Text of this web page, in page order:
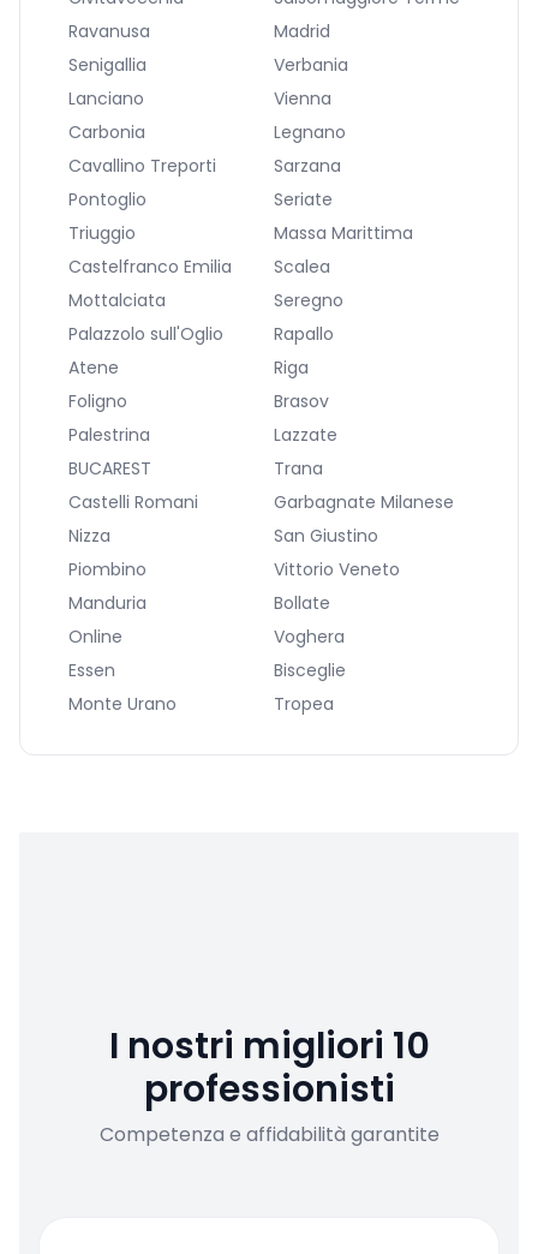
Ravanusa
Madrid
Senigallia
Verbania
Lanciano
Vienna
Carbonia
Legnano
Cavallino Treporti
Sarzana
Pontoglio
Seriate
Triuggio
Massa Marittima
Castelfranco Emilia
Scalea
Mottalciata
Seregno
Palazzolo sull'Oglio
Rapallo
Atene
Riga
Foligno
Brasov
Palestrina
Lazzate
BUCAREST
Trana
Castelli Romani
Garbagnate Milanese
Nizza
San Giustino
Piombino
Vittorio Veneto
Manduria
Bollate
Online
Voghera
Essen
Bisceglie
Monte Urano
Tropea
I nostri migliori 10
professionisti
Competenza e affidabilità garantite